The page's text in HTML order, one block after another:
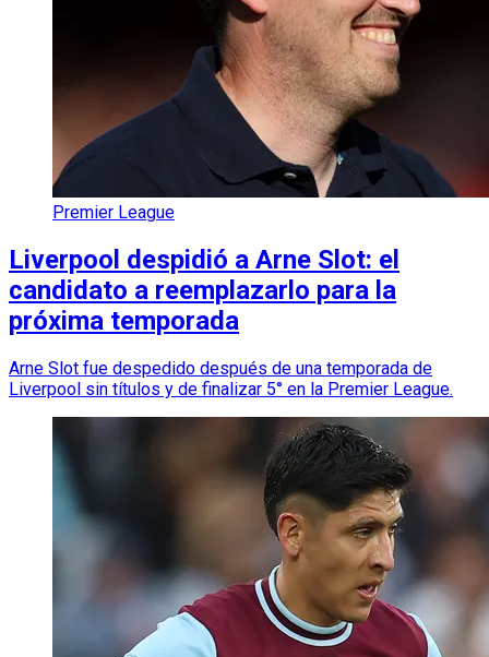
Premier League
Liverpool despidió a Arne Slot: el
candidato a reemplazarlo para la
próxima temporada
Arne Slot fue despedido después de una temporada de
Liverpool sin títulos y de finalizar 5° en la Premier League.